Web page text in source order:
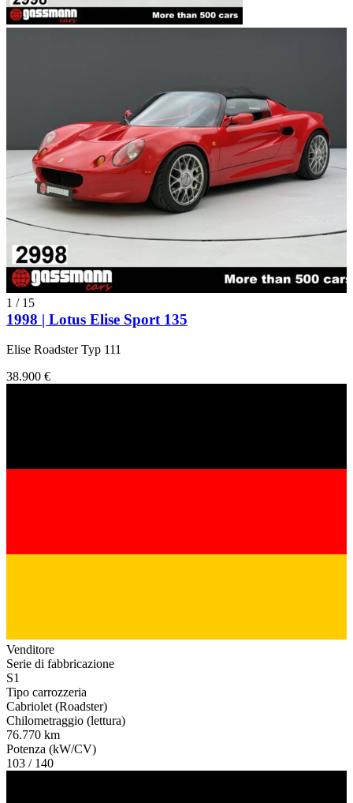
1 / 15
1998 | Lotus Elise Sport 135
Elise Roadster Typ 111
38.900 €
Venditore
Serie di fabbricazione
S1
Tipo carrozzeria
Cabriolet (Roadster)
Chilometraggio (lettura)
76.770 km
Potenza (kW/CV)
103 / 140